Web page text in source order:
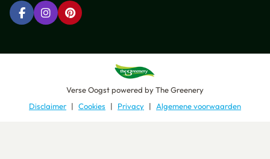
Ga naar Facebook
Ga naar Instagram
Ga naar Pinterest
Verse Oogstpowered byThe Greenery
Disclaimer
Cookies Privacy Algemene voorwaarden